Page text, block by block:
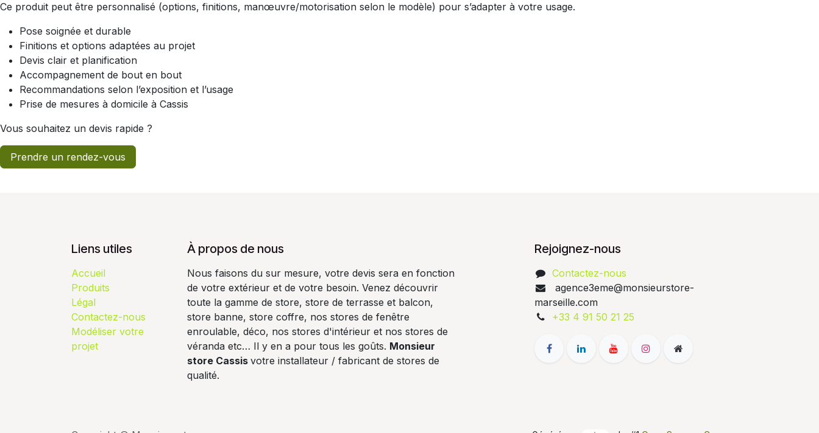
Ce produit peut être personnalisé (options, finitions, manœuvre/motorisation selon le modèle) pour s’adapter à votre usage.
Pose soignée et durable
Finitions et options adaptées au projet
Devis clair et planification
Accompagnement de bout en bout
Recommandations selon l’exposition et l’usage
Prise de mesures à domicile à Cassis
Vous souhaitez un devis rapide ?
Prendre un rendez-vous
Liens utiles
Accueil
Produits
Légal
Contactez-nous
Modéliser votre
projet
À propos de nous
Nous faisons du sur mesure, votre devis sera en fonction
de votre extérieur et de votre besoin. Venez découvrir
toute la gamme de store, store de terrasse et balcon,
store banne, store coffre, nos stores de fenêtre
enroulable, déco, nos stores d'intérieur et nos stores de
véranda etc… Il y en a pour tous les goûts. Monsieur
store Cassis votre installateur / fabricant de stores de
qualité.
Rejoignez-nous
Contactez-nous
agence3eme@monsieurstore-
marseille.com
+33 4 91 50 21 25